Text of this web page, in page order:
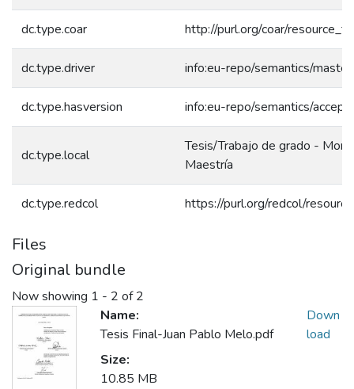
dc.type.coar http://purl.org/coar/
dc.type.driver info:eu-repo/semantics/
dc.type.hasversion info:eu-repo/semantics/
dc.type.local
Tesis/Trabajo de grado -
Maestría
dc.type.redcol https://purl.org/redcol/
Files
Original bundle
Now showing 1 - 2 of 2
Name:
Tesis Final-Juan Pablo Melo.pdf
Size:
10.85 MB
Down
load